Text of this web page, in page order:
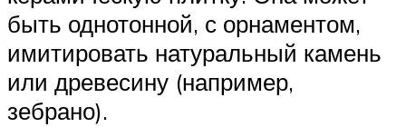
быть однотонной, с орнаментом,
имитировать натуральный камень
или древесину (например,
зебрано).